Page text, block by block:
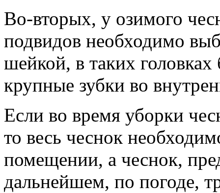
Во-вторых, у озимого
подвидов необходимо
шейкой, в таких
крупные зубки во
Если во время уборки
то весь чеснок
помещении, а чеснок,
дальнейшем, по погоде,